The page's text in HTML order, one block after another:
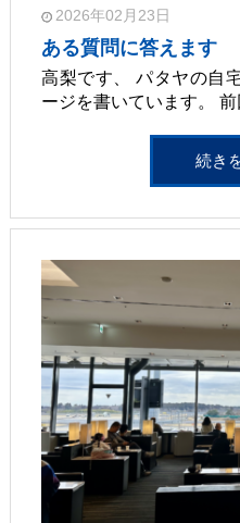
2026年02月23日
ある質問に答えます
高梨です、 パタヤの自
ージを書いています。
続き